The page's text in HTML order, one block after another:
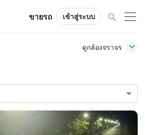
ขายรถ เข้าสู่ระบบ
ดูกล้องจราจร